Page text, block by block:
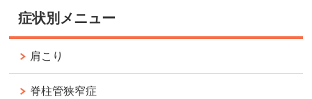
症状別メニュー
肩こり
脊柱管狭窄症